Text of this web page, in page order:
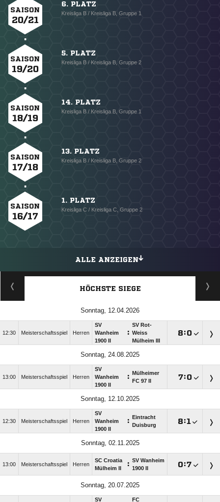
SAISON
20/21
6. PLATZ
Kreisliga B / Kreisliga B, Gruppe 1
SAISON
19/20
5. PLATZ
Kreisliga B / Kreisliga B, Gruppe 2
SAISON
18/19
14. PLATZ
Kreisliga B / Kreisliga B, Gruppe 1
SAISON
17/18
13. PLATZ
Kreisliga B / Kreisliga B, Gruppe 2
SAISON
16/17
1. PLATZ
Kreisliga C / Kreisliga C, Gruppe 2
ALLE ANZEIGEN
HÖCHSTE SIEGE
Sonntag, 12.04.2026
12:30 Meisterschaftsspiel Herren
SV
Wanheim
1900 II
:
SV Rot-
Weiss
Mülheim III
:
Sonntag, 24.08.2025
13:00 Meisterschaftsspiel Herren
SV
Wanheim
1900 II
:
Mülheimer
FC 97 II
:
Sonntag, 12.10.2025
12:30 Meisterschaftsspiel Herren
SV
Wanheim
1900 II
:
Eintracht
Duisburg
:
Sonntag, 02.11.2025
13:00 Meisterschaftsspiel Herren
SC Croatia
Mülheim II
: SV Wanheim
1900 II
:
Sonntag, 20.07.2025
SV
FC